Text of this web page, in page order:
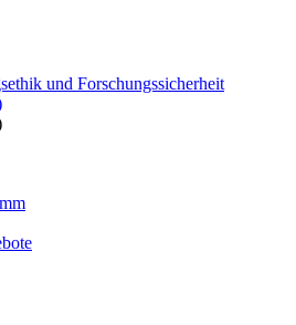
und Forschungssicherheit